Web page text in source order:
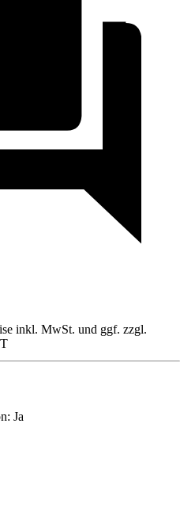
inkl. MwSt. und ggf. zzgl.
: Ja